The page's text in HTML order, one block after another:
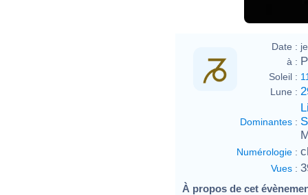
Date :
à :
Soleil :
Lune :
Dominantes :
Numérologie :
Vues :
À propos de cet